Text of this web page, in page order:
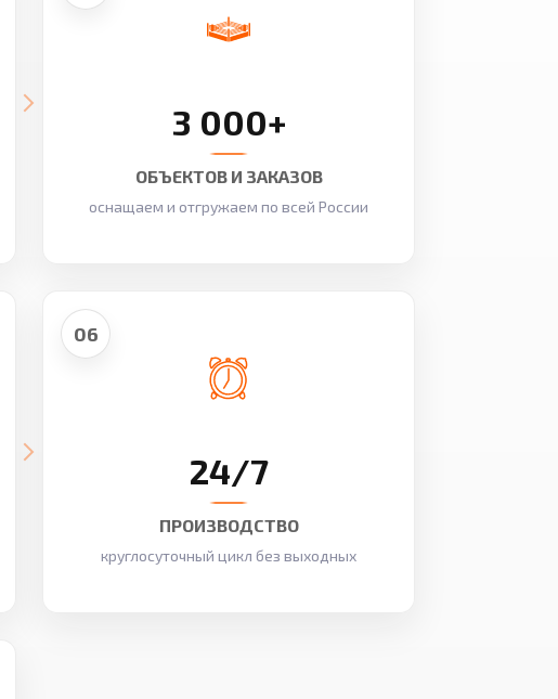
3 000+
ОБЪЕКТОВ И ЗАКАЗОВ
оснащаем и отгружаем по всей России
06
24/7
ПРОИЗВОДСТВО
круглосуточный цикл без выходных